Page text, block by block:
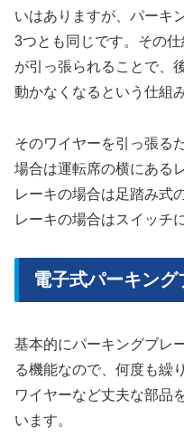
いはありますが、パーキ
3つとも同じです。その
が引っ張られることで、
動かなくなるという仕組
そのワイヤーを引っ張る
場合は運転席の横にある
レーキの場合は足踏み式
レーキの場合はスイッチ
電子式パーキン
基本的にパーキングブレ
る機能なので、何度も繰
ワイヤーなど丈夫な部品
います。